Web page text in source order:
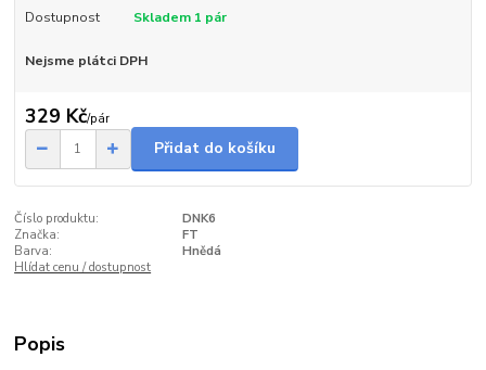
Dostupnost Skladem 1 pár
Nejsme plátci DPH
329 Kč/pár
Přidat do košíku
Číslo produktu:
DNK6
Značka:
FT
Barva:
Hnědá
Hlídat cenu / dostupnost
Popis